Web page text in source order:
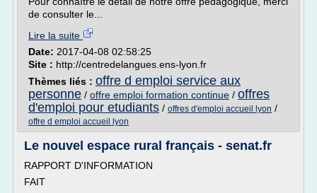
de consulter le...
Lire la suite
Date: 2017-04-08 02:58:25
Site : http://centredelangues.ens-lyon.fr
Thèmes liés : offre d emploi service aux
personne / offre emploi formation continue / offres
d'emploi pour etudiants / offres d'emploi accueil lyon /
offre d emploi accueil lyon
Le nouvel espace rural français - senat.fr
RAPPORT D'INFORMATION
FAIT